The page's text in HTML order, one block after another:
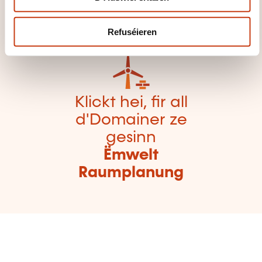
Refuséieren
Formatiounsdomain
er zeréckzegoen
Klickt hei, fir all
d'Domainer ze
gesinn
Ëmwelt
Raumplanung